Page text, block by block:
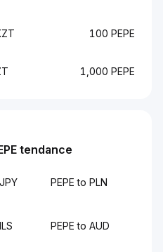
100 PEPE
1,000 PEPE
tendance
PEPE to PLN
PEPE to AUD